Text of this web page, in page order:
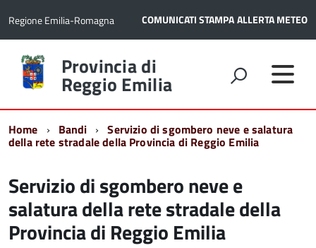
Regione Emilia-Romagna COMUNICATI STAMPAALLERTA METEO
Torna
alla
home
Provincia di
Reggio Emilia
Home Bandi Servizio di sgombero neve e salatura
della rete stradale della Provincia di Reggio Emilia
Servizio di sgombero neve e
salatura della rete stradale della
Provincia di Reggio Emilia